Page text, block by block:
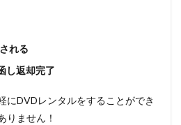
南杏子
博史池畠
原えりこ
原康義
れる
し返却完了
にDVDレンタルをすることができ
りません！